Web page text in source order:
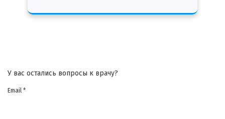
У вас остались вопросы к врачу?
Email *